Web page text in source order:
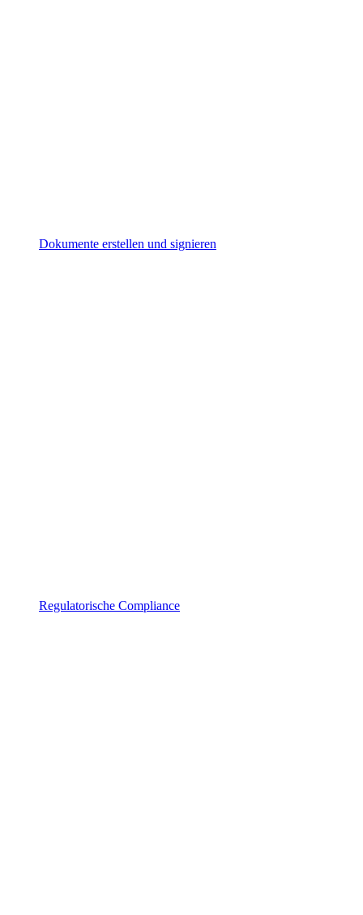
Dokumente erstellen und signieren
Regulatorische Compliance